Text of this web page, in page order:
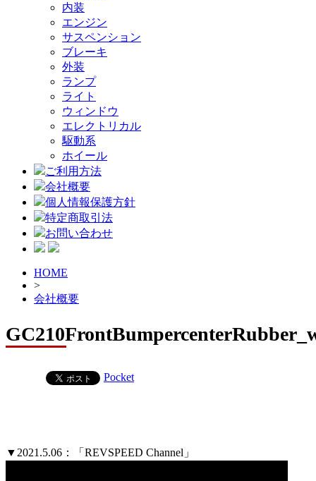
内装
エンジン
サスペンション
ブレーキ
外装
ランプ
ライト
ウィンドウ
エレクトリカル
駆動系
ホイール
ご利用方法
会社概要
個人情報保護方針
特定商取引法
お問い合わせ
HOME
>
会社概要
Pocket
▼2021.5.06：「REVSPEED Channel」